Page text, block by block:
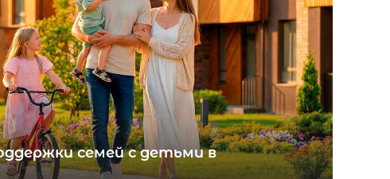
семей с детьми в